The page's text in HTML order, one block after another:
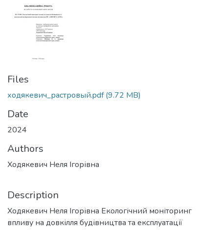
Files
ходякевич_растровый.pdf(9.72 MB)
Date
2024
Authors
Ходякевич Неля Ігорівна
Description
Ходякевич Неля Ігорівна Екологічний моніторинг
впливу на довкілля будівництва та експлуатації